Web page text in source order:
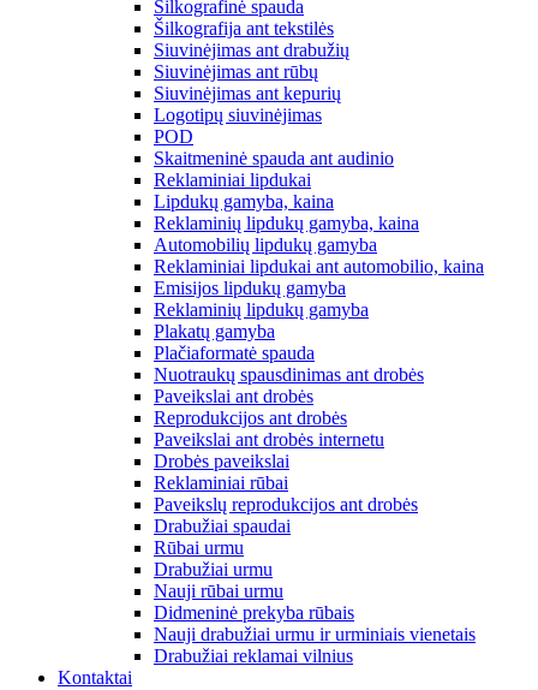
Šilkografinė spauda
Šilkografija ant tekstilės
Siuvinėjimas ant drabužių
Siuvinėjimas ant rūbų
Siuvinėjimas ant kepurių
Logotipų siuvinėjimas
POD
Skaitmeninė spauda ant audinio
Reklaminiai lipdukai
Lipdukų gamyba, kaina
Reklaminių lipdukų gamyba, kaina
Automobilių lipdukų gamyba
Reklaminiai lipdukai ant automobilio, kaina
Emisijos lipdukų gamyba
Reklaminių lipdukų gamyba
Plakatų gamyba
Plačiaformatė spauda
Nuotraukų spausdinimas ant drobės
Paveikslai ant drobės
Reprodukcijos ant drobės
Paveikslai ant drobės internetu
Drobės paveikslai
Reklaminiai rūbai
Paveikslų reprodukcijos ant drobės
Drabužiai spaudai
Rūbai urmu
Drabužiai urmu
Nauji rūbai urmu
Didmeninė prekyba rūbais
Nauji drabužiai urmu ir urminiais vienetais
Drabužiai reklamai vilnius
Kontaktai